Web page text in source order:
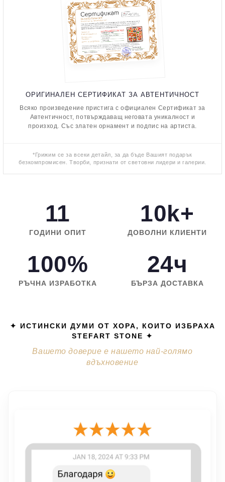
ОРИГИНАЛЕН СЕРТИФИКАТ ЗА АВТЕНТИЧНОСТ
Всяко произведение пристига с официален Сертификат за
Автентичност, потвърждаващ неговата уникалност и
произход. Със златен орнамент и подпис на артиста.
*Грижим се за всеки детайл, за да бъде Вашият подарък
безкомпромисен. Творби, признати от световни лидери и галерии.
11
ГОДИНИ ОПИТ
10k+
ДОВОЛНИ КЛИЕНТИ
100%
РЪЧНА ИЗРАБОТКА
24ч
БЪРЗА ДОСТАВКА
✦ ИСТИНСКИ ДУМИ ОТ ХОРА, КОИТО ИЗБРАХА
STEFART STONE ✦
Вашето доверие е нашето най-голямо
вдъхновение